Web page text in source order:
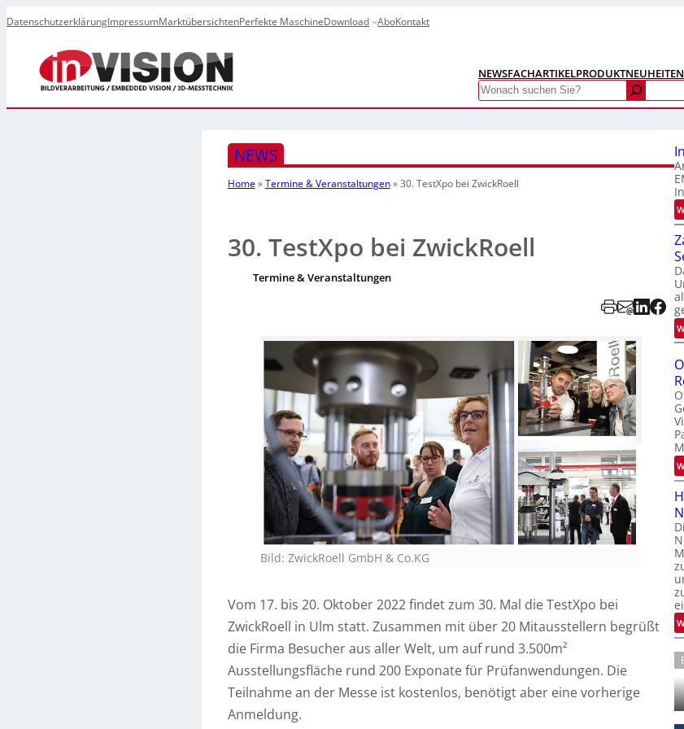
DatenschutzerklärungImpressumMarktübersichtenPerfekte MaschineDownload AboKontakt
NEWSFACHARTIKELPRODUKTNEUHEITEN
Search
NEWS
Home»Termine & Veranstaltungen»30. TestXpo bei ZwickRoell
30. TestXpo bei ZwickRoell
Termine & Veranstaltungen
Bild: ZwickRoell GmbH & Co.KG
Vom 17. bis 20. Oktober 2022 findet zum 30. Mal die TestXpo bei
ZwickRoell in Ulm statt. Zusammen mit über 20 Mitausstellern begrüßt
die Firma Besucher aus aller Welt, um auf rund 3.500m²
Ausstellungsfläche rund 200 Exponate für Prüfanwendungen. Die
Teilnahme an der Messe ist kostenlos, benötigt aber eine vorherige
Anmeldung.